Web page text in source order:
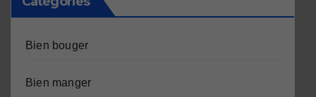
Bien bouger
Bien manger